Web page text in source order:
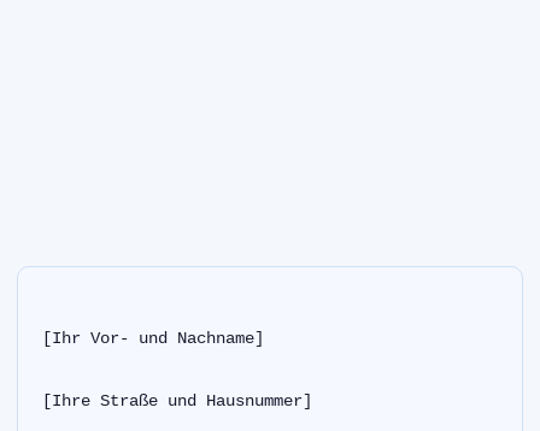
[Ihr Vor- und Nachname]
[Ihre Straße und Hausnummer]